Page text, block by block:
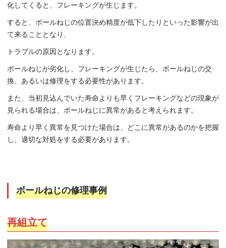
化してくると、フレーキングが生じます。
すると、ボールねじの位置決め精度が低下したりといった影響が出
て来ることとなり、
トラブルの原因となります。
ボールねじが劣化し、フレーキングが生じたら、ボールねじの交
換、あるいは修理をする必要性があります。
また、当初見込んでいた寿命よりも早くフレーキングなどの現象が
見られる場合は、ボールねじに異常があると考えられます。
寿命より早く異常を見つけた場合は、どこに異常があるのかを把握
し、適切な対処をする必要があります。
ボールねじの修理事例
再組立て